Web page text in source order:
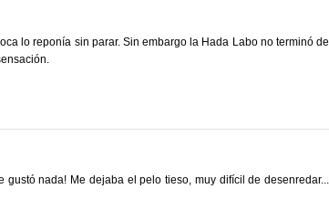
lo reponía sin parar. Sin embargo la Hada Labo no terminó de
nada! Me dejaba el pelo tieso, muy difícil de desenredar...